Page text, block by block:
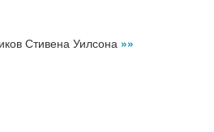
Стивена Уилсона »»